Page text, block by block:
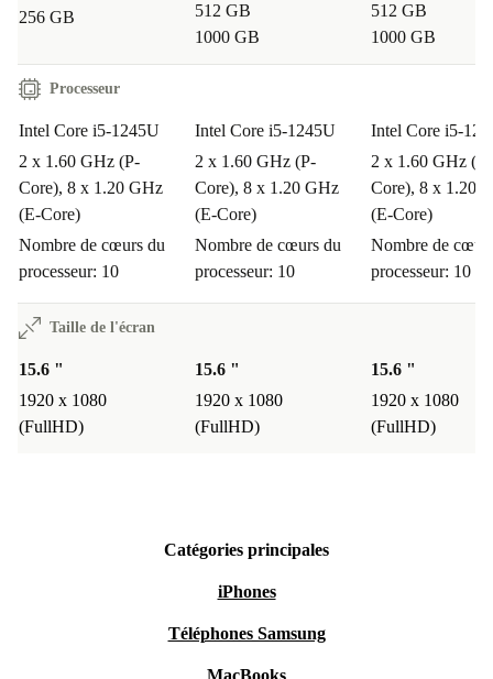
256 GB
512 GB
1000 GB
512 GB
1000 GB
Processeur
Intel Core i5-1245U
2 x 1.60 GHz (P-
Core), 8 x 1.20 GHz
(E-Core)
Nombre de cœurs du
processeur: 10
Intel Core i5-1245U
2 x 1.60 GHz (P-
Core), 8 x 1.20 GHz
(E-Core)
Nombre de cœurs du
processeur: 10
Intel Core i5-
2 x 1.60 GHz (P-
Core), 8 x 1.20
(E-Core)
Nombre de
processeur: 10
Taille de l'écran
15.6 "
1920 x 1080
(FullHD)
15.6 "
1920 x 1080
(FullHD)
15.6 "
1920 x 1080
(FullHD)
Catégories principales
iPhones
Téléphones Samsung